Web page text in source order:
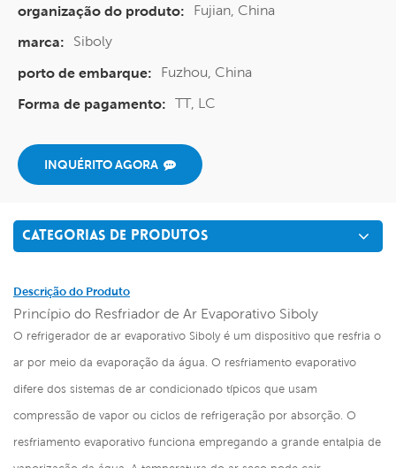
organização do produto:
Fujian, China
marca:
Siboly
porto de embarque:
Fuzhou, China
Forma de pagamento: TT, LC
INQUÉRITO AGORA
CATEGORIAS DE PRODUTOS
Descrição do Produto
Princípio do Resfriador de Ar Evaporativo Siboly
O refrigerador de ar evaporativo Siboly é um dispositivo que resfria o
ar por meio da evaporação da água. O resfriamento evaporativo
difere dos sistemas de ar condicionado típicos que usam
compressão de vapor ou ciclos de refrigeração por absorção. O
resfriamento evaporativo funciona empregando a grande entalpia de